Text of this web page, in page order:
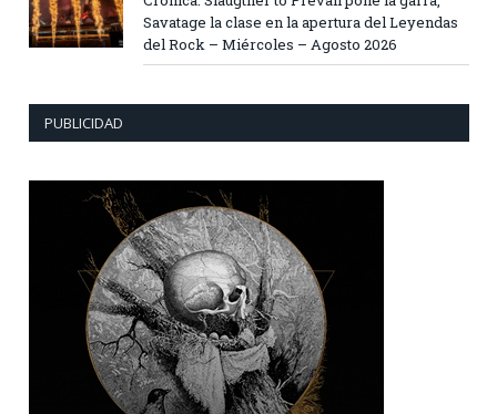
Savatage la clase en la apertura del Leyendas
del Rock – Miércoles – Agosto 2026
PUBLICIDAD